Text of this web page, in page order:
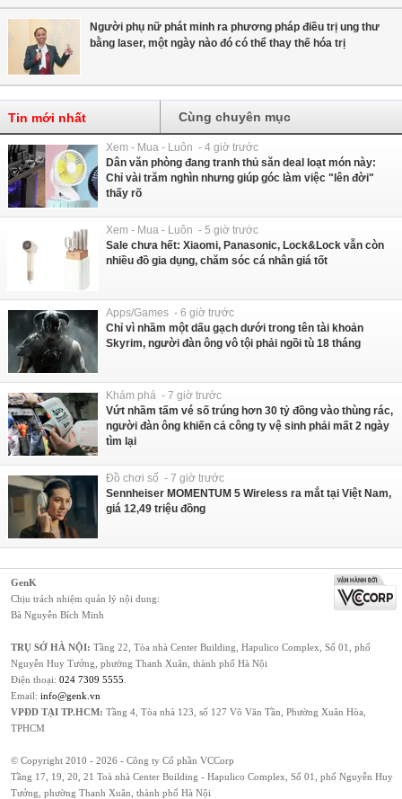
Người phụ nữ phát minh ra phương pháp điều trị ung thư
bằng laser, một ngày nào đó có thể thay thế hóa trị
Tin mới nhất Cùng chuyên mục
Xem - Mua - Luôn - 4 giờ trước
Dân văn phòng đang tranh thủ săn deal loạt món này:
Chỉ vài trăm nghìn nhưng giúp góc làm việc "lên đời"
thấy rõ
Xem - Mua - Luôn - 5 giờ trước
Sale chưa hết: Xiaomi, Panasonic, Lock&Lock vẫn còn
nhiều đồ gia dụng, chăm sóc cá nhân giá tốt
Apps/Games - 6 giờ trước
Chỉ vì nhầm một dấu gạch dưới trong tên tài khoản
Skyrim, người đàn ông vô tội phải ngồi tù 18 tháng
Khám phá - 7 giờ trước
Vứt nhầm tấm vé số trúng hơn 30 tỷ đồng vào thùng rác,
người đàn ông khiến cả công ty vệ sinh phải mất 2 ngày
tìm lại
Đồ chơi số - 7 giờ trước
Sennheiser MOMENTUM 5 Wireless ra mắt tại Việt Nam,
giá 12,49 triệu đồng
GenK
Chịu trách nhiệm quản lý nội dung:
Bà Nguyễn Bích Minh
TRỤ SỞ HÀ NỘI: Tầng 22, Tòa nhà Center Building, Hapulico Complex, Số 01, phố
Nguyễn Huy Tưởng, phường Thanh Xuân, thành phố Hà Nội
Điện thoại: 024 7309 5555
Email: info@genk.vn
VPĐD TẠI TP.HCM: Tầng 4, Tòa nhà 123, số 127 Võ Văn Tần, Phường Xuân Hòa,
TPHCM
© Copyright 2010 - 2026 - Công ty Cổ phần VCCorp
Tầng 17, 19, 20, 21 Toà nhà Center Building - Hapulico Complex, Số 01, phố Nguyễn Huy
Tưởng, phường Thanh Xuân, thành phố Hà Nội